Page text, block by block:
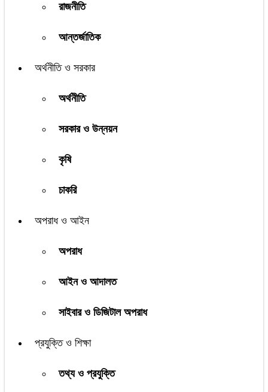
রাজনীতি
আন্তর্জাতিক
অর্থনীতি ও সরকার
অর্থনীতি
সরকার ও উন্নয়ন
কৃষি
চাকরি
অপরাধ ও আইন
অপরাধ
আইন ও আদালত
সাইবার ও ডিজিটাল অপরাধ
প্রযুক্তি ও শিক্ষা
তথ্য ও প্রযুক্তি